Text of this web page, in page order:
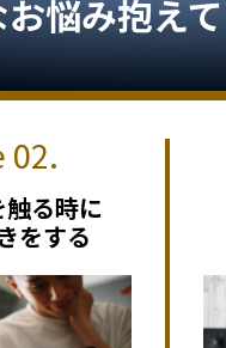
悩み抱え
る時に
をする